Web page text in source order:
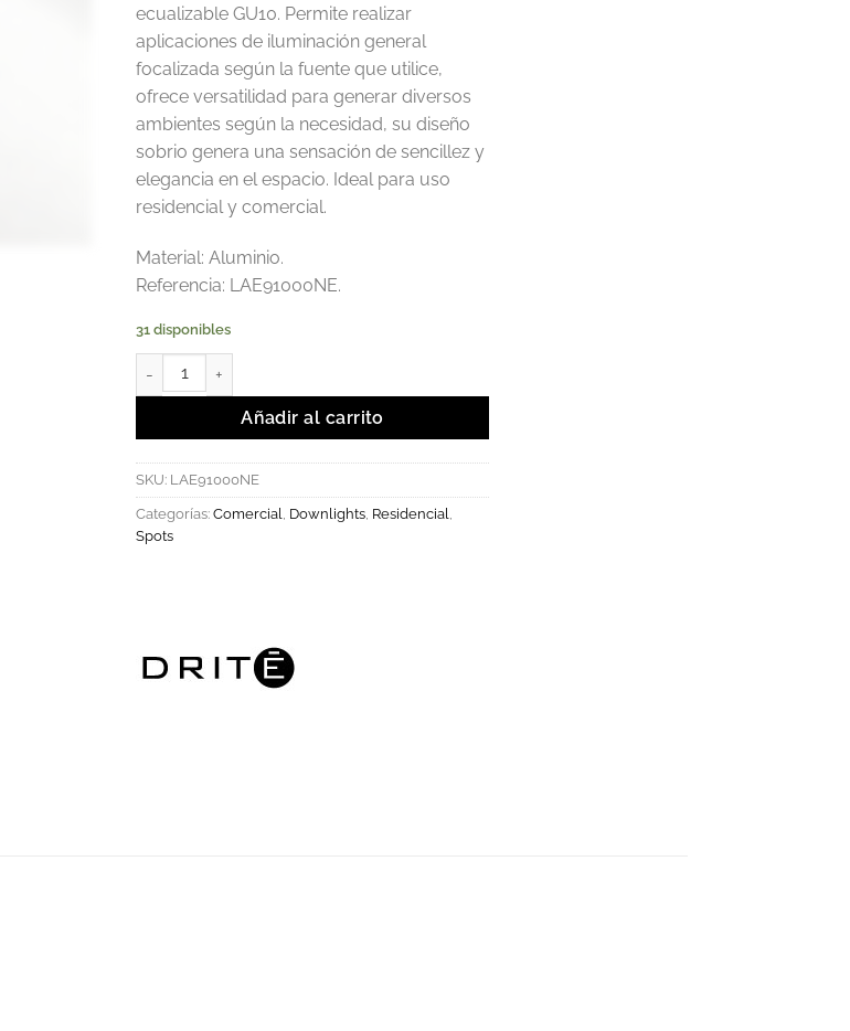
ecualizable GU10. Permite realizar
aplicaciones de iluminación general
focalizada según la fuente que utilice,
ofrece versatilidad para generar diversos
ambientes según la necesidad, su diseño
sobrio genera una sensación de sencillez y
elegancia en el espacio. Ideal para uso
residencial y comercial.
Material: Aluminio.
Referencia: LAE91000NE.
31 disponibles
HURUM - Luminaria Spot Sobreponer Tipo Downlight Ecualizable GU10 cantidad
Añadir al carrito
SKU: LAE91000NE
Categorías: Comercial Downlights Residencial
Spots